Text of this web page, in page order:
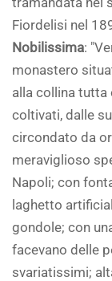
Fiordelisi nel
Nobilissima:
monastero
alla collina tutta
coltivati, dalle
circondato da
meraviglioso
Napoli; con
laghetto
gondole; con
facevano delle
svariatissimi;